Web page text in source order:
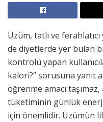
Üzüm, tatlı ve ferahlatıcı
de diyetlerde yer bulan
kontrolü yapan
kalori?” sorusuna yanıt
öğrenme amacı
tüketiminin günlük
için önemlidir. Üzümün